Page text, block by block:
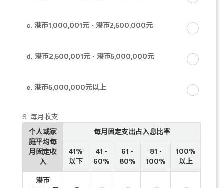
c. 港币1,000,001元 - 港币2,500,000元
d. 港币2,500,001元 - 港币5,000,000元
e. 港币5,000,000元以上
6. 每月收支
个人或家
庭平均每
月固定收
入
每月固定支出占入息比率
41%
以下
41 -
60%
61 -
80%
81 -
100%
100%
以上
港币